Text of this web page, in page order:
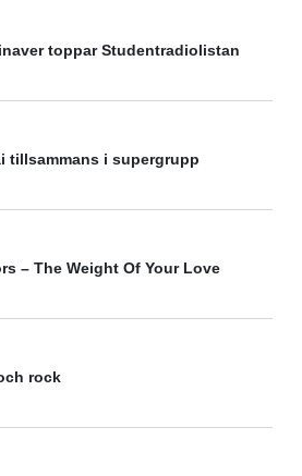
toppar Studentradiolistan
tillsammans i supergrupp
– The Weight Of Your Love
rock